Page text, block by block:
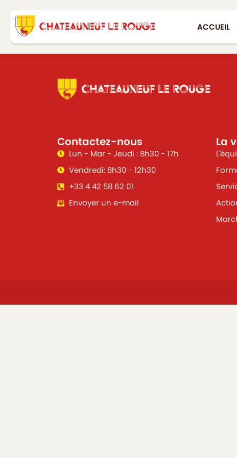
ACCUEIL
Contactez-nous
Lun - Mar - Jeudi : 8h30 - 17h
Vendredi: 8h30 - 12h30
+33 4 42 58 62 01
Envoyer un e-mail
La